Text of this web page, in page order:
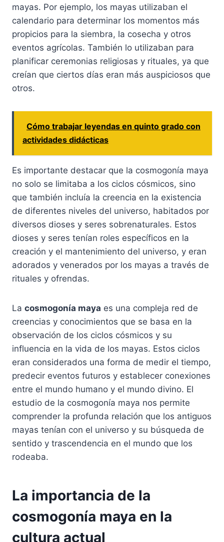
mayas. Por ejemplo, los mayas utilizaban el
calendario para determinar los momentos más
propicios para la siembra, la cosecha y otros
eventos agrícolas. También lo utilizaban para
planificar ceremonias religiosas y rituales, ya que
creían que ciertos días eran más auspiciosos que
otros.
Cómo trabajar leyendas en quinto grado con
actividades didácticas
Es importante destacar que la cosmogonía maya
no solo se limitaba a los ciclos cósmicos, sino
que también incluía la creencia en la existencia
de diferentes niveles del universo, habitados por
diversos dioses y seres sobrenaturales. Estos
dioses y seres tenían roles específicos en la
creación y el mantenimiento del universo, y eran
adorados y venerados por los mayas a través de
rituales y ofrendas.
La cosmogonía maya es una compleja red de
creencias y conocimientos que se basa en la
observación de los ciclos cósmicos y su
influencia en la vida de los mayas. Estos ciclos
eran considerados una forma de medir el tiempo,
predecir eventos futuros y establecer conexiones
entre el mundo humano y el mundo divino. El
estudio de la cosmogonía maya nos permite
comprender la profunda relación que los antiguos
mayas tenían con el universo y su búsqueda de
sentido y trascendencia en el mundo que los
rodeaba.
La importancia de la
cosmogonía maya en la
cultura actual